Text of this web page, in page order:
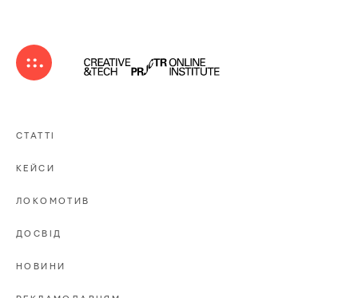
СТАТТІ
КЕЙСИ
ЛОКОМОТИВ
ДОСВІД
НОВИНИ